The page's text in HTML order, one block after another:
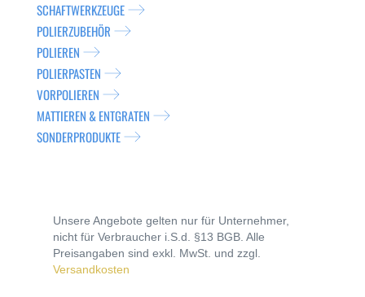
SCHAFTWERKZEUGE
POLIERZUBEHÖR
POLIEREN
POLIERPASTEN
VORPOLIEREN
MATTIEREN & ENTGRATEN
SONDERPRODUKTE
Unsere Angebote gelten nur für Unternehmer,
nicht für Verbraucher i.S.d. §13 BGB. Alle
Preisangaben sind exkl. MwSt. und zzgl.
Versandkosten